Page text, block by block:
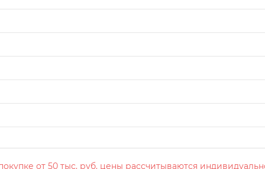
от 50 тыс. руб. цены рассчитываются